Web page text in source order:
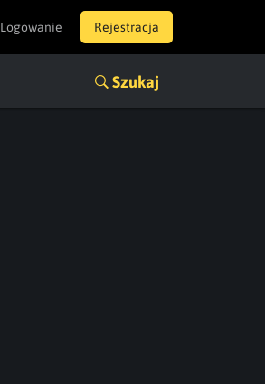
Logowanie Rejestracja
Szukaj